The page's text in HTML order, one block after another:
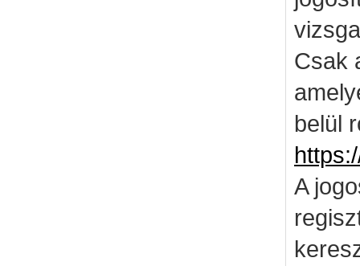
Csak
belül
A